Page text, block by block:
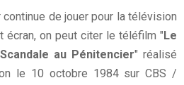
de jouer pour la télévision
écran, on peut citer le téléfilm " Le
au Pénitencier" réalisé
le 10 octobre 1984 sur CBS /